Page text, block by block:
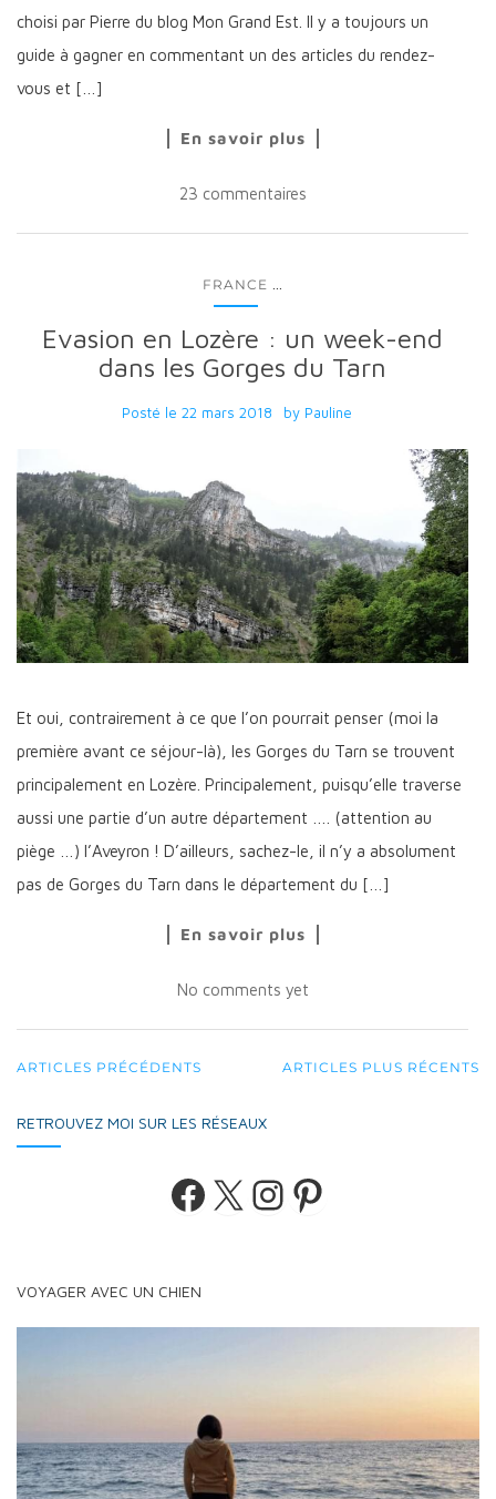
choisi par Pierre du blog Mon Grand Est. Il y a toujours un
guide à gagner en commentant un des articles du rendez-
vous et […]
En savoir plus
23 commentaires
FRANCE
Evasion en Lozère : un week-end
dans les Gorges du Tarn
Posté le 22 mars 2018 by Pauline
Et oui, contrairement à ce que l’on pourrait penser (moi la
première avant ce séjour-là), les Gorges du Tarn se trouvent
principalement en Lozère. Principalement, puisqu’elle traverse
aussi une partie d’un autre département …. (attention au
piège …) l’Aveyron ! D’ailleurs, sachez-le, il n’y a absolument
pas de Gorges du Tarn dans le département du […]
En savoir plus
No comments yet
NAVIGATION
SEIN
ARTICLES PRÉCÉDENTS ARTICLES PLUS RÉCENTS
RETROUVEZ MOI SUR LES RÉSEAUX
Facebook
X Instagram
Pinterest
VOYAGER AVEC UN CHIEN